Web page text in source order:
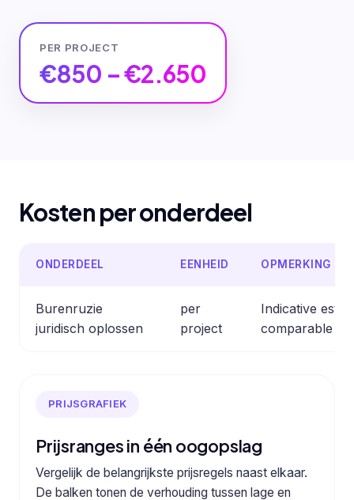
PER PROJECT
€850 – €2.650
Kosten per onderdeel
ONDERDEEL EENHEID OPMERKING
Burenruzie
juridisch oplossen
per
project
Indicative
comparable
PRIJSGRAFIEK
Prijsranges in één oogopslag
Vergelijk de belangrijkste prijsregels naast elkaar.
De balken tonen de verhouding tussen lage en